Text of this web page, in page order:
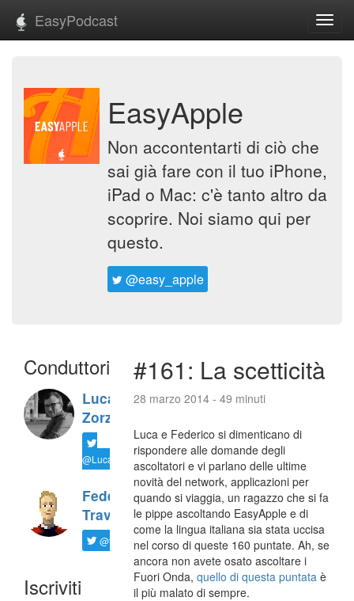
EasyPodcast
EasyApple
Non accontentarti di ciò che
sai già fare con il tuo iPhone,
iPad o Mac: c'è tanto altro da
scoprire. Noi siamo qui per
questo.
@easy_apple
Conduttori
Luca
Zorzi
@LucaTNT
Federico
Travaini
@ftrava
Iscriviti
#161: La scetticità
28 marzo 2014 - 49 minuti
Luca e Federico si dimenticano di
rispondere alle domande degli
ascoltatori e vi parlano delle ultime
novità del network, applicazioni per
quando si viaggia, un ragazzo che si fa
le pippe ascoltando EasyApple e di
come la lingua italiana sia stata uccisa
nel corso di queste 160 puntate. Ah, se
ancora non avete osato ascoltare i
Fuori Onda,quello di questa puntata è
il più malato di sempre.